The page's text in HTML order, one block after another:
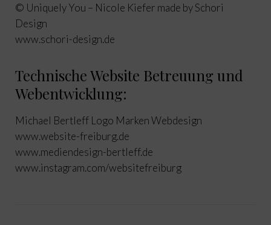
© Uniquely You – Nicole Kiefer made by Schori
Design
www.schori-design.de
Technische Website Betreuung und
Webentwicklung:
Michael Bertleff Logo Marken Webdesign
www.website-freiburg.de
www.mediendesign-bertleff.de
www.instagram.com/websitefreiburg